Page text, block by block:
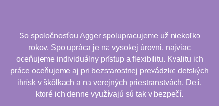
So spoločnosťou Agger spolupracujeme už niekoľko
rokov. Spolupráca je na vysokej úrovni, najviac
oceňujeme individuálny prístup a flexibilitu. Kvalitu ich
práce oceňujeme aj pri bezstarostnej prevádzke detských
ihrísk v škôlkach a na verejných priestranstvách. Deti,
ktoré ich denne využívajú sú tak v bezpečí.